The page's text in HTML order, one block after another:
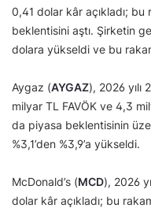
0,41 dolar kâr açıkladı;
beklentisini aştı. Şirketin
dolara yükseldi ve bu
Aygaz (AYGAZ), 2026 yılı
milyar TL FAVÖK ve 4,3
da piyasa beklentisinin
%3,1’den %3,9’a yükseldi.
McDonald’s (MCD), 2026
dolar kâr açıkladı; bu